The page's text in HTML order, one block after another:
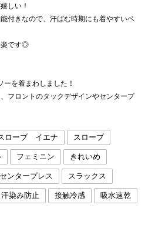
しい！
付きなので、汗ばむ時期にも着やすいベ
楽です◎
を着まわしました！
フロントのタックデザインやセンタープ
ローブ イエナ スローブ
フェミニン きれいめ
センタープレス スラックス
汗染み防止 接触冷感 吸水速乾